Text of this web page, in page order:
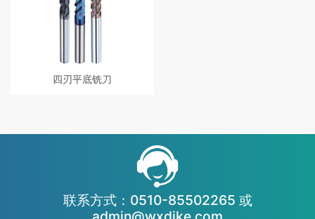
四刃平底铣刀
联系方式：0510-85502265 或